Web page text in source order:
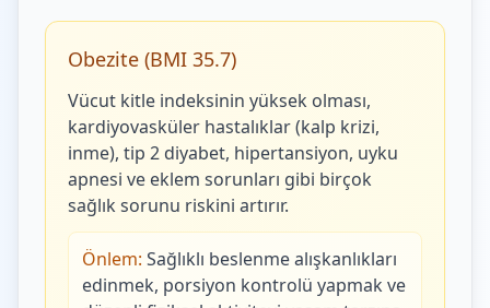
Obezite (BMI 35.7)
Vücut kitle indeksinin yüksek olması,
kardiyovasküler hastalıklar (kalp krizi,
inme), tip 2 diyabet, hipertansiyon, uyku
apnesi ve eklem sorunları gibi birçok
sağlık sorunu riskini artırır.
Önlem: Sağlıklı beslenme alışkanlıkları
edinmek, porsiyon kontrolü yapmak ve